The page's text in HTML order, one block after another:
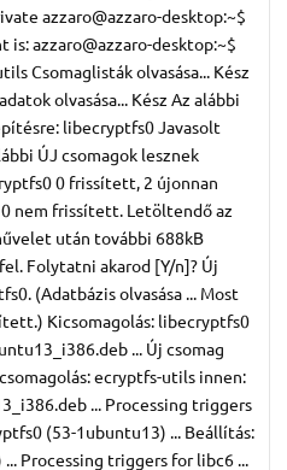
azzaro@azzaro-desktop:~$
is: azzaro@azzaro-desktop:~$
Csomaglisták olvasása... Kész
olvasása... Kész Az alábbi
libecryptfs0 Javasolt
ÚJ csomagok lesznek
0 frissített, 2 újonnan
nem frissített. Letöltendő az
után további 688kB
Folytatni akarod [Y/n]? Új
(Adatbázis olvasása ... Most
Kicsomagolás: libecryptfs0
... Új csomag
ecryptfs-utils innen:
... Processing triggers
(53-1ubuntu13) ... Beállítás:
Processing triggers for libc6 ...